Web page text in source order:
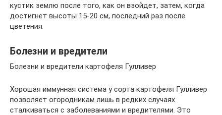
кустик землю после того, как он взойдет, затем, когда
достигнет высоты 15-20 см, последний раз после
цветения.
Болезни и вредители
Болезни и вредители картофеля Гулливер
Хорошая иммунная система у сорта картофеля Гулливер
позволяет огородникам лишь в редких случаях
сталкиваться с заболеваниями и вредителями. Это